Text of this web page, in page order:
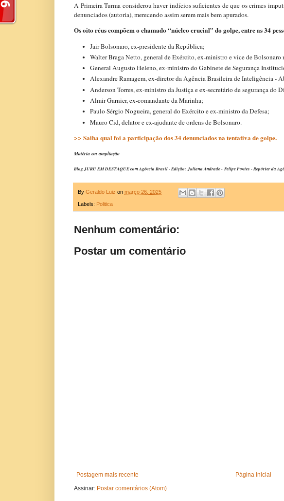
A Primeira Turma considerou haver indícios suficientes de que os crimes
denunciados (autoria), merecendo assim serem mais bem apurados.
Os oito réus compõem o chamado “núcleo crucial” do golpe, entre as 34
Jair Bolsonaro, ex-presidente da República;
Walter Braga Netto, general de Exército, ex-ministro e vice de Bolsonaro
General Augusto Heleno, ex-ministro do Gabinete de Segurança
Alexandre Ramagem, ex-diretor da Agência Brasileira de Inteligência -
Anderson Torres, ex-ministro da Justiça e ex-secretário de segurança do
Almir Garnier, ex-comandante da Marinha;
Paulo Sérgio Nogueira, general do Exército e ex-ministro da Defesa;
Mauro Cid, delator e ex-ajudante de ordens de Bolsonaro.
>> Saiba qual foi a participação dos 34 denunciados na tentativa de golpe.
Matéria em ampliação
Blog JURU EM DESTAQUE com Agência Brasil - Edição: Juliana Andrade - Felipe Pontes - Repórter da
By Geraldo Luiz on março 26, 2025
Labels: Politica
Nenhum comentário:
Postar um comentário
Postagem mais recente
Página inicial
Assinar: Postar comentários (Atom)